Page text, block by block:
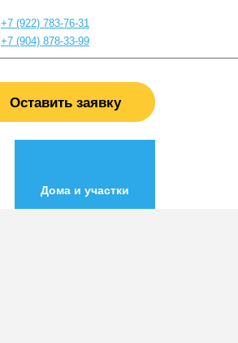
Дома и участки
+7 (922) 783-76-31
+7 (904) 878-33-99
Оставить заявку